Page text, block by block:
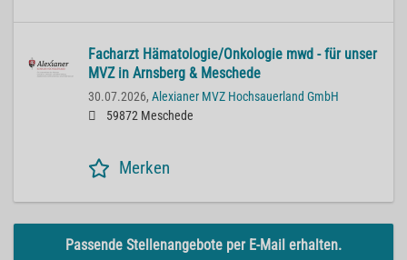
Facharzt Hämatologie/Onkologie mwd - für unser
MVZ in Arnsberg & Meschede
30.07.2026, Alexianer MVZ Hochsauerland GmbH
59872 Meschede
Merken
Passende Stellenangebote per E-Mail erhalten.